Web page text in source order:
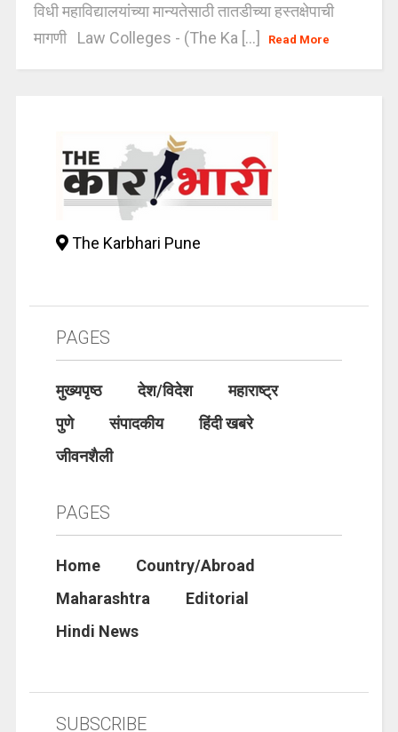
विधी महाविद्यालयांच्या मान्यतेसाठी तातडीच्या हस्तक्षेपाची
मागणी Law Colleges - (The Ka [...]
Read More
The Karbhari Pune
PAGES
मुख्यपृष्ठ देश/विदेश
महाराष्ट्र
पुणे
संपादकीय
हिंदी खबरे
जीवनशैली
PAGES
Home
Country/Abroad
Maharashtra
Editorial
Hindi News
SUBSCRIBE